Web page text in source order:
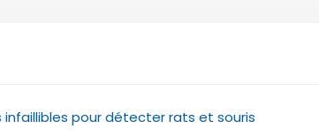
pour détecter rats et souris